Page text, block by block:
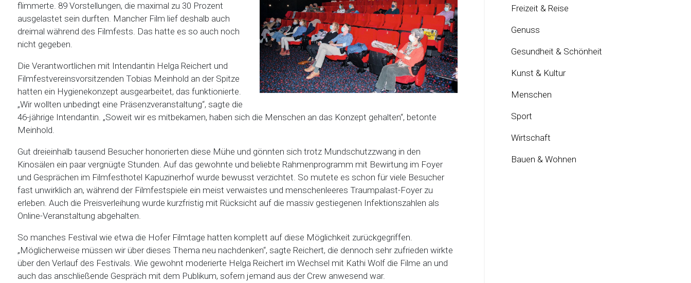
flimmerte. 89 Vorstellungen, die maximal zu 30 Prozent
ausgelastet sein durften. Mancher Film lief deshalb auch
dreimal während des Filmfests. Das hatte es so auch noch
nicht gegeben.
Die Verantwortlichen mit Intendantin Helga Reichert und
Filmfestvereinsvorsitzenden Tobias Meinhold an der Spitze
hatten ein Hygienekonzept ausgearbeitet, das funktionierte.
„Wir wollten unbedingt eine Präsenzveranstaltung“, sagte die
46-jährige Intendantin. „Soweit wir es mitbekamen, haben sich die Menschen an das Konzept gehalten“, betonte
Meinhold.
Gut dreieinhalb tausend Besucher honorierten diese Mühe und gönnten sich trotz Mundschutzzwang in den
Kinosälen ein paar vergnügte Stunden. Auf das gewohnte und beliebte Rahmenprogramm mit Bewirtung im Foyer
und Gesprächen im Filmfesthotel Kapuzinerhof wurde bewusst verzichtet. So mutete es schon für viele Besucher
fast unwirklich an, während der Filmfestspiele ein meist verwaistes und menschenleeres Traumpalast-Foyer zu
erleben. Auch die Preisverleihung wurde kurzfristig mit Rücksicht auf die massiv gestiegenen Infektionszahlen als
Online-Veranstaltung abgehalten.
So manches Festival wie etwa die Hofer Filmtage hatten komplett auf diese Möglichkeit zurückgegriffen.
„Möglicherweise müssen wir über dieses Thema neu nachdenken“, sagte Reichert, die dennoch sehr zufrieden wirkte
über den Verlauf des Festivals. Wie gewohnt moderierte Helga Reichert im Wechsel mit Kathi Wolf die Filme an und
auch das anschließende Gespräch mit dem Publikum, sofern jemand aus der Crew anwesend war.
Freizeit & Reise
Genuss
Gesundheit & Schönheit
Kunst & Kultur
Menschen
Sport
Wirtschaft
Bauen & Wohnen